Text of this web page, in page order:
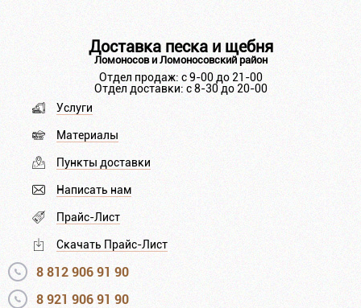
Доставка песка и щебня
Ломоносов и Ломоносовский район
Отдел продаж: с 9-00 до 21-00
Отдел доставки: с 8-30 до 20-00
Услуги
Материалы
Пункты доставки
Написать нам
Прайс-Лист
Скачать Прайс-Лист
8 812 906 91 90
8 921 906 91 90